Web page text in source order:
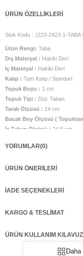
ÜRÜN ÖZELLIKLERI
Stok Kodu (223-2423-1-TABA
Ürün Rengi: Taba
Dış Materyal : Hakiki Deri
İç Materyal : Hakiki Deri
Kalıp : Tam Kalıp / Standart
Topuk Boyu : 1 cm
Topuk Tipi : Düz Taban
Tarak Ölçüsü : 14 cm
Bacak Boy Ölçüsü (
İç Taban Ölçüsü : 24,5 cm
Üretim Yeri :Türkiye
verilmiştir.
bir dokunuş katıyor.
hafta sonu gezilerine kadar
YORUMLAR(0)
ÜRÜN ÖNERILERI
İADE SEÇENEKLERI
KARGO & TESLIMAT
ÜRÜN KULLANIM